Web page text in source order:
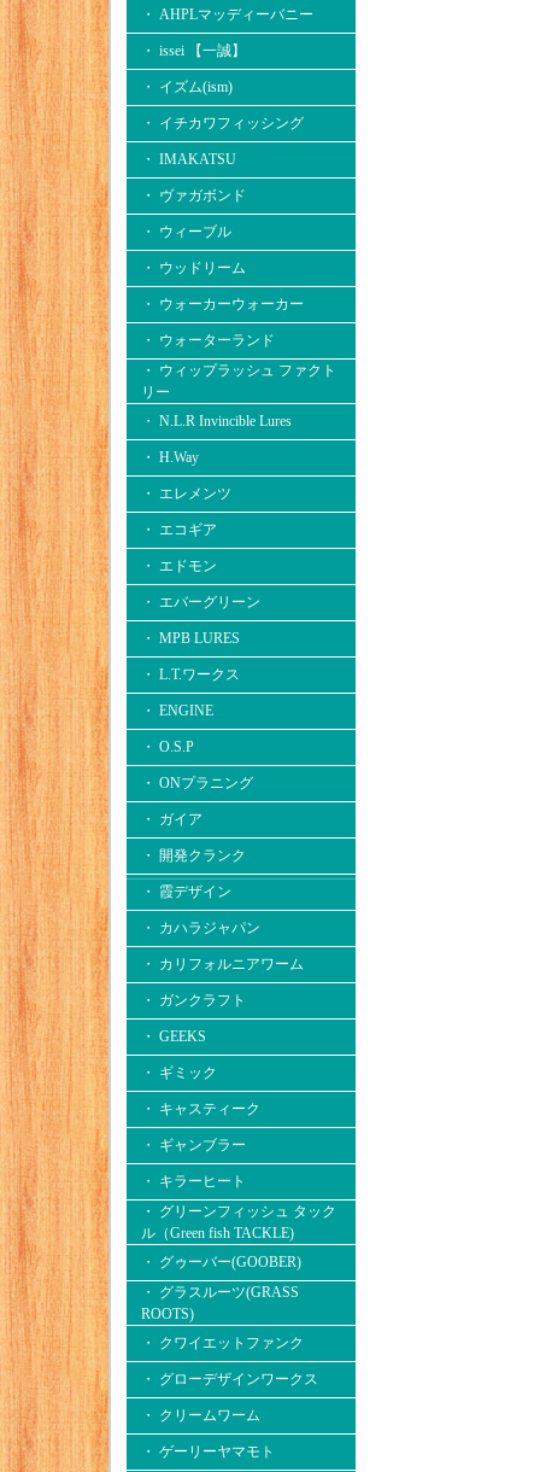
・ AHPLマッディーバニー
・ issei 【一誠】
・ イズム(ism)
・ イチカワフィッシング
・ IMAKATSU
・ ヴァガボンド
・ ウィーブル
・ ウッドリーム
・ ウォーカーウォーカー
・ ウォーターランド
・ ウィップラッシュ ファクト
リー
・ N.L.R Invincible Lures
・ H.Way
・ エレメンツ
・ エコギア
・ エドモン
・ エバーグリーン
・ MPB LURES
・ L.T.ワークス
・ ENGINE
・ O.S.P
・ ONプラニング
・ ガイア
・ 開発クランク
・ 霞デザイン
・ カハラジャパン
・ カリフォルニアワーム
・ ガンクラフト
・ GEEKS
・ ギミック
・ キャスティーク
・ ギャンブラー
・ キラーヒート
・ グリーンフィッシュ タック
ル（Green fish TACKLE)
・ グゥーバー(GOOBER)
・ グラスルーツ(GRASS
ROOTS)
・ クワイエットファンク
・ グローデザインワークス
・ クリームワーム
・ ゲーリーヤマモト